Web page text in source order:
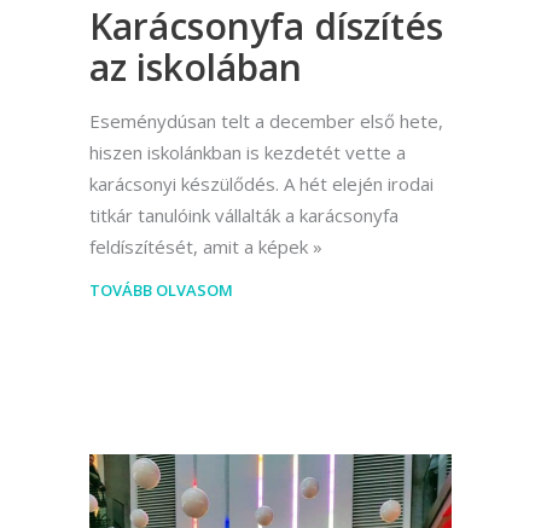
Karácsonyfa díszítés
az iskolában
Eseménydúsan telt a december első hete,
hiszen iskolánkban is kezdetét vette a
karácsonyi készülődés. A hét elején irodai
titkár tanulóink vállalták a karácsonyfa
feldíszítését, amit a képek
TOVÁBB OLVASOM